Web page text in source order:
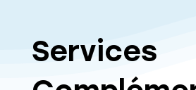
Services